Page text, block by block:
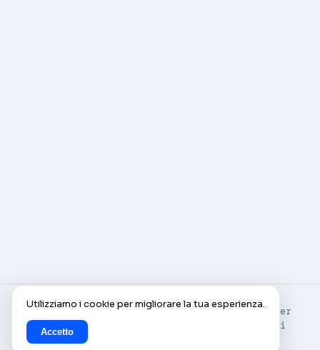
© AlleCam 2016–2026 — Il tuo pass virtuale per
l'Europa: scopri con le webcam in diretta di
Utilizziamo i cookie per migliorare la tua esperienza.
Accetto